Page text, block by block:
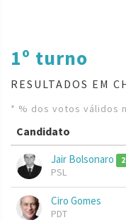
1º turno
RESULTADOS EM
* % dos votos válidos
Candidato
Jair Bolsonaro
PSL
Ciro Gomes
PDT